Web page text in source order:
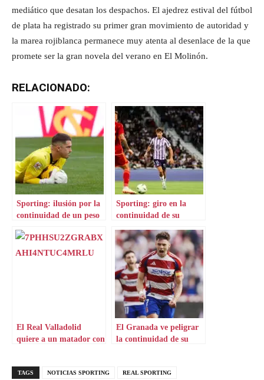
mediático que desatan los despachos. El ajedrez estival del fútbol
de plata ha registrado su primer gran movimiento de autoridad y
la marea rojiblanca permanece muy atenta al desenlace de la que
promete ser la gran novela del verano en El Molinón.
RELACIONADO:
Sporting: ilusión por la
continuidad de un peso
Sporting: giro en la
continuidad de su
El Real Valladolid
quiere a un matador con
El Granada ve peligrar
la continuidad de su
TAGS NOTICIAS SPORTING REAL SPORTING